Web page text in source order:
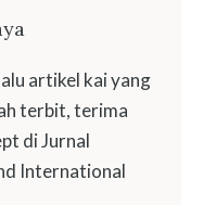
artikel kai yang
terbit, terima
di Jurnal
International